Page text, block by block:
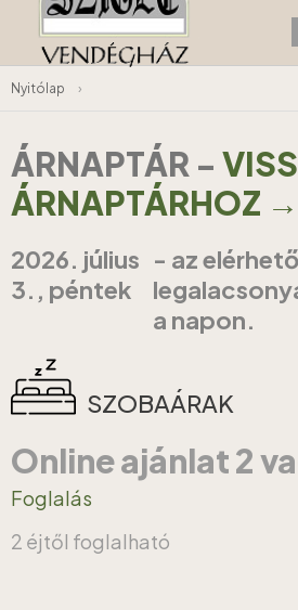
Nyitólap ›
ÁRNAPTÁR -
ÁRNAPTÁRHOZ →
2026. július
3., péntek
- az elérhető
a napon.
SZOBAÁRAK
Online ajánlat 2
Foglalás
2 éjtől foglalható